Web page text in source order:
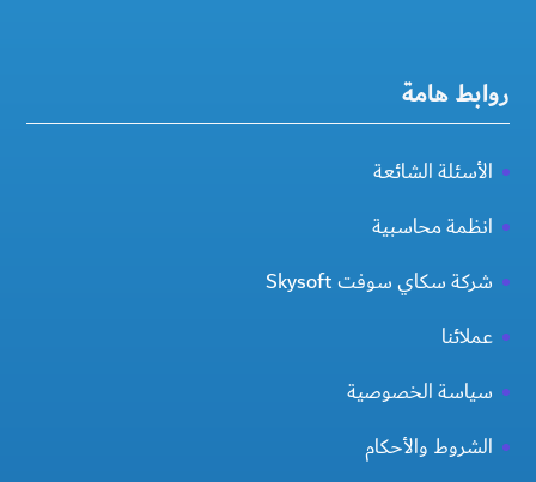
روابط هامة
الأسئلة الشائعة
انظمة محاسبية
شركة سكاي سوفت Skysoft
عملائنا
سياسة الخصوصية
الشروط والأحكام